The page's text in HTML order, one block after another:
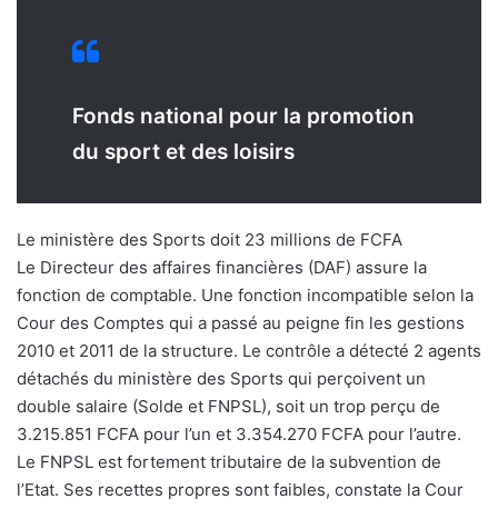
Fonds national pour la promotion
du sport et des loisirs
Le ministère des Sports doit 23 millions de FCFA
Le Directeur des affaires financières (DAF) assure la
fonction de comptable. Une fonction incompatible selon la
Cour des Comptes qui a passé au peigne fin les gestions
2010 et 2011 de la structure. Le contrôle a détecté 2 agents
détachés du ministère des Sports qui perçoivent un
double salaire (Solde et FNPSL), soit un trop perçu de
3.215.851 FCFA pour l’un et 3.354.270 FCFA pour l’autre.
Le FNPSL est fortement tributaire de la subvention de
l’Etat. Ses recettes propres sont faibles, constate la Cour